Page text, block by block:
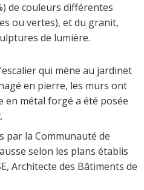
de couleurs différentes
ou vertes), et du granit,
de lumière.
qui mène au jardinet
en pierre, les murs ont
en métal forgé a été posée
par la Communauté de
selon les plans établis
Architecte des Bâtiments de